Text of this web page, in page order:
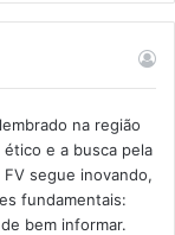
na região
e a busca pela
segue inovando,
fundamentais:
bem informar.​